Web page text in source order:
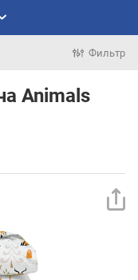
Фильтр
Animals